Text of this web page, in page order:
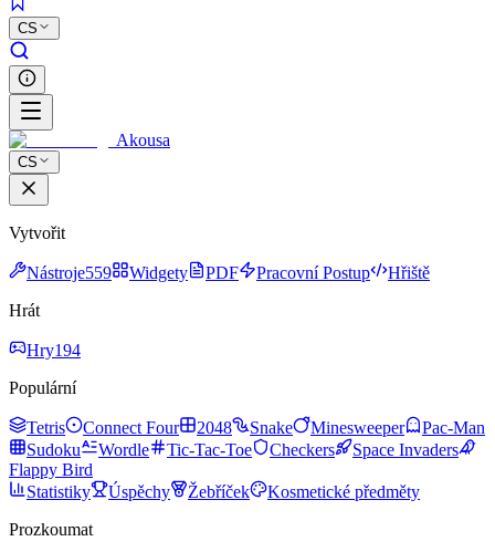
CS
Akousa
CS
Vytvořit
Nástroje559 Widgety PDF Pracovní Postup
Hřiště
Hrát
Hry194
Populární
Tetris Connect Four 2048 Snake Minesweeper
Pac-Man
Sudoku
Wordle Tic-Tac-Toe Checkers
Space Invaders
Flappy Bird
Statistiky
Úspěchy Žebříček
Kosmetické předměty
Prozkoumat